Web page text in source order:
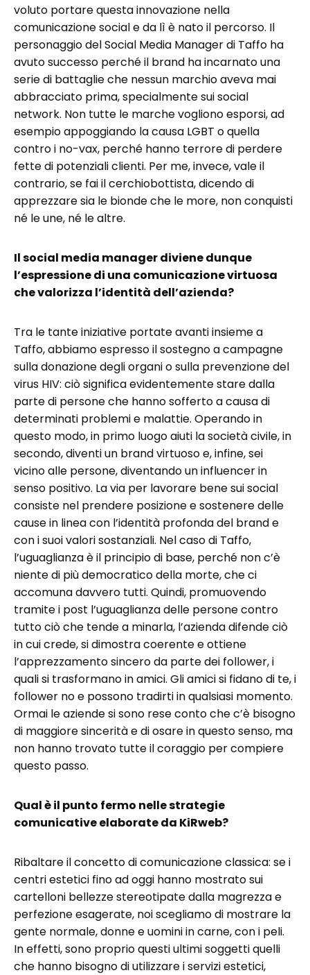
voluto portare questa innovazione nella
comunicazione social e da lì è nato il percorso. Il
personaggio del Social Media Manager di Taffo ha
avuto successo perché il brand ha incarnato una
serie di battaglie che nessun marchio aveva mai
abbracciato prima, specialmente sui social
network. Non tutte le marche vogliono esporsi, ad
esempio appoggiando la causa LGBT o quella
contro i no-vax, perché hanno terrore di perdere
fette di potenziali clienti. Per me, invece, vale il
contrario, se fai il cerchiobottista, dicendo di
apprezzare sia le bionde che le more, non conquisti
né le une, né le altre.
Il social media manager diviene dunque
l’espressione di una comunicazione virtuosa
che valorizza l’identità dell’azienda?
Tra le tante iniziative portate avanti insieme a
Taffo, abbiamo espresso il sostegno a campagne
sulla donazione degli organi o sulla prevenzione del
virus HIV: ciò significa evidentemente stare dalla
parte di persone che hanno sofferto a causa di
determinati problemi e malattie. Operando in
questo modo, in primo luogo aiuti la società civile, in
secondo, diventi un brand virtuoso e, infine, sei
vicino alle persone, diventando un influencer in
senso positivo. La via per lavorare bene sui social
consiste nel prendere posizione e sostenere delle
cause in linea con l’identità profonda del brand e
con i suoi valori sostanziali. Nel caso di Taffo,
l’uguaglianza è il principio di base, perché non c’è
niente di più democratico della morte, che ci
accomuna davvero tutti. Quindi, promuovendo
tramite i post l’uguaglianza delle persone contro
tutto ciò che tende a minarla, l’azienda difende ciò
in cui crede, si dimostra coerente e ottiene
l’apprezzamento sincero da parte dei follower, i
quali si trasformano in amici. Gli amici si fidano di te, i
follower no e possono tradirti in qualsiasi momento.
Ormai le aziende si sono rese conto che c’è bisogno
di maggiore sincerità e di osare in questo senso, ma
non hanno trovato tutte il coraggio per compiere
questo passo.
Qual è il punto fermo nelle strategie
comunicative elaborate da KiRweb?
Ribaltare il concetto di comunicazione classica: se i
centri estetici fino ad oggi hanno mostrato sui
cartelloni bellezze stereotipate dalla magrezza e
perfezione esagerate, noi scegliamo di mostrare la
gente normale, donne e uomini in carne, con i peli.
In effetti, sono proprio questi ultimi soggetti quelli
che hanno bisogno di utilizzare i servizi estetici,